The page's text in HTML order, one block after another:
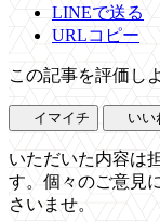
LINEで送る
URLコピー
この記事を評価し
イマイチ いい
いただいた内容は
す。個々のご意見
さいませ。